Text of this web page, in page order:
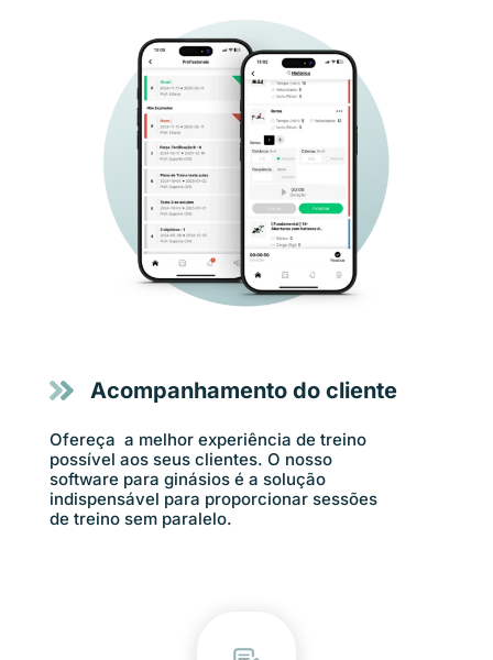
Acompanhamento do cliente
Ofereça a melhor experiência de treino
possível aos seus clientes. O nosso
software para ginásios é a solução
indispensável para proporcionar sessões
de treino sem paralelo.